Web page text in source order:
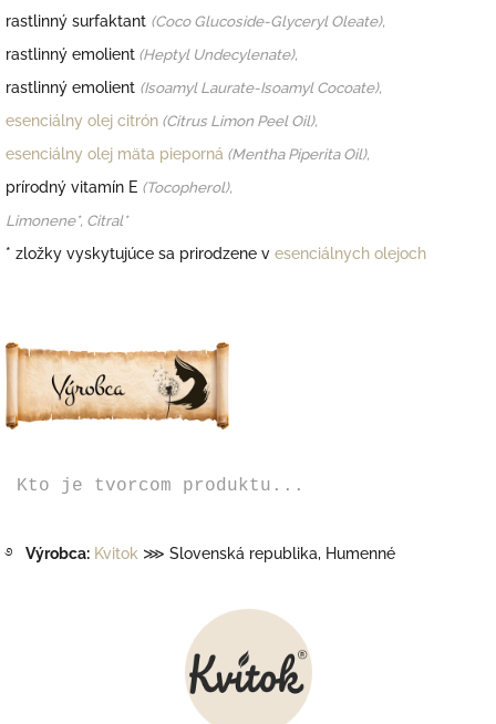
rastlinný surfaktant (Coco Glucoside-Glyceryl Oleate),
rastlinný emolient (Heptyl Undecylenate),
rastlinný emolient (Isoamyl Laurate-Isoamyl Cocoate),
esenciálny olej citrón (Citrus Limon Peel Oil),
esenciálny olej mäta pieporná (Mentha Piperita Oil),
prírodný vitamín E (Tocopherol),
Limonene*, Citral*
* zložky vyskytujúce sa prirodzene v esenciálnych olejoch
Kto je tvorcom produktu...
࿔ Výrobca: Kvitok ⋙ Slovenská republika, Humenné